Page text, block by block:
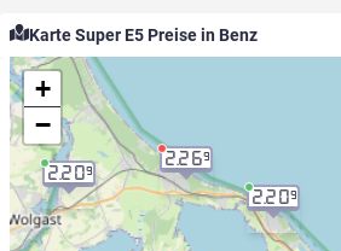
Karte Super E5 Preise in Benz
2.209
2.269
2.209
+
−